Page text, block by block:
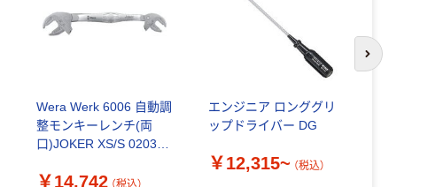
Wera Werk 6006 自動調
整モンキーレンチ(両
口)JOKER XS/S 020330
￥14,742
エンジニア ロンググリ
ップドライバー DG
￥12,315~ （税込）
次のスライド